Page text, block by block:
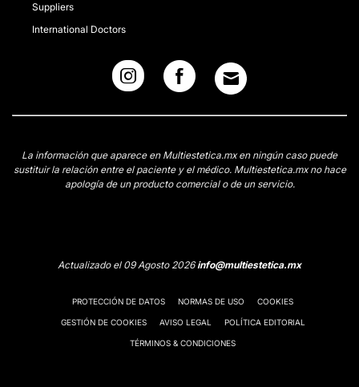
Suppliers
International Doctors
La información que aparece en Multiestetica.mx en ningún caso puede
sustituir la relación entre el paciente y el médico. Multiestetica.mx no hace
apología de un producto comercial o de un servicio.
Actualizado el 09 Agosto 2026info@multiestetica.mx
PROTECCIÓN DE DATOS NORMAS DE USO COOKIES
GESTIÓN DE COOKIES AVISO LEGAL POLÍTICA EDITORIAL
TÉRMINOS & CONDICIONES